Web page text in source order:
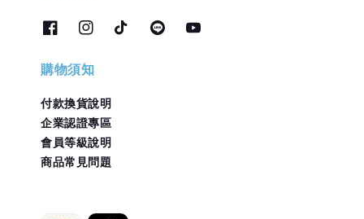
購物須知
付款換貨說明
企業認證專區
會員等級說明
商品常見問題